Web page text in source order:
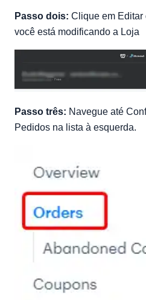
Passo dois: Clique em Editar
você está modificando a Loja
Passo três: Navegue até
Pedidos na lista à esquerda.